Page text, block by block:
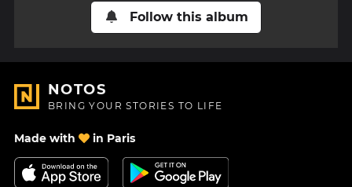
Follow this album
NOTOS
BRING YOUR STORIES TO LIFE
Made with in Paris